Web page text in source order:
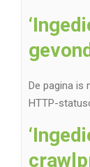
De pagina is
HTTP-